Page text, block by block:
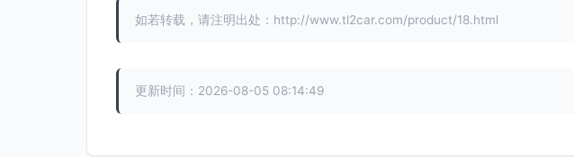
如若转载，请注明出处：http://www.tl2car.com/product/18.html
更新时间：2026-08-05 08:14:49